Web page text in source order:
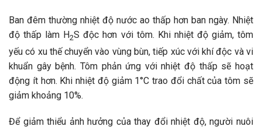
Ban đêm thường nhiệt độ nước ao thấp hơn ban ngày. Nhiệt
độ thấp làm H2S độc hơn với tôm. Khi nhiệt độ giảm, tôm
yếu có xu thế chuyển vào vùng bùn, tiếp xúc với khí độc và vi
khuẩn gây bệnh. Tôm phản ứng với nhiệt độ thấp sẽ hoạt
động ít hơn. Khi nhiệt độ giảm 1°C trao đổi chất của tôm sẽ
giảm khoảng 10%.
Để giảm thiểu ảnh hưởng của thay đổi nhiệt độ, người nuôi